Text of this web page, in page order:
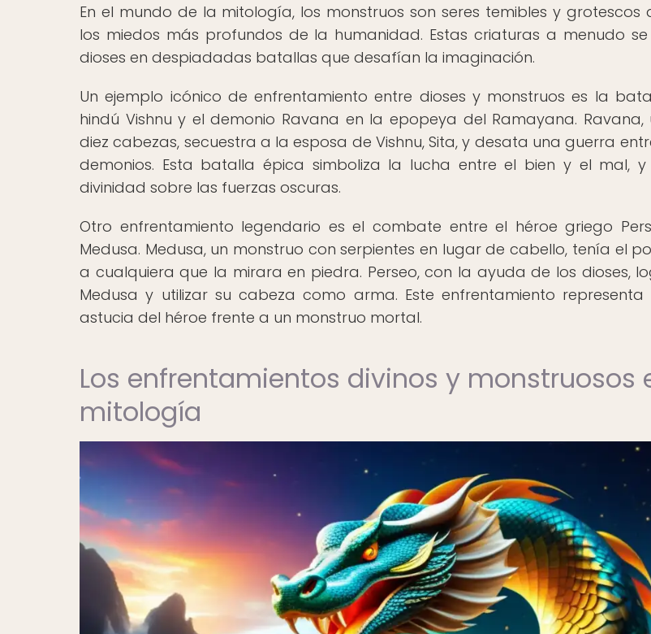
En el mundo de la mitología, los monstruos son seres temibles y grotescos
los miedos más profundos de la humanidad. Estas criaturas a menudo
dioses en despiadadas batallas que desafían la imaginación.
Un ejemplo icónico de enfrentamiento entre dioses y monstruos es la
hindú Vishnu y el demonio Ravana en la epopeya del Ramayana.
diez cabezas, secuestra a la esposa de Vishnu, Sita, y desata una guerra
demonios. Esta batalla épica simboliza la lucha entre el bien y el mal,
divinidad sobre las fuerzas oscuras.
Otro enfrentamiento legendario es el combate entre el héroe griego
Medusa. Medusa, un monstruo con serpientes en lugar de cabello, tenía el
a cualquiera que la mirara en piedra. Perseo, con la ayuda de los dioses,
Medusa y utilizar su cabeza como arma. Este enfrentamiento
astucia del héroe frente a un monstruo mortal.
Los enfrentamientos divinos y monstruosos
mitología